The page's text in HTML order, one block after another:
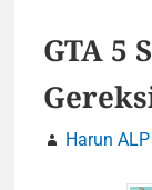
GTA 5
Harun ALP